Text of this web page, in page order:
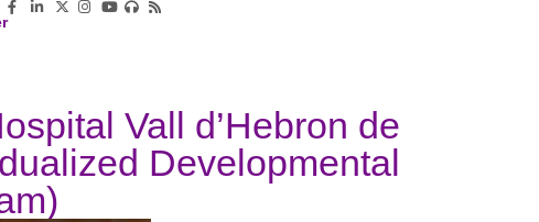
Vall d’Hebron de
Developmental